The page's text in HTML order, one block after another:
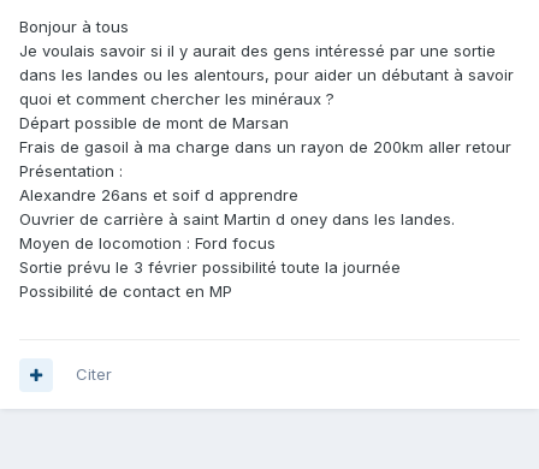
Bonjour à tous
Je voulais savoir si il y aurait des gens intéressé par une sortie
dans les landes ou les alentours, pour aider un débutant à savoir
quoi et comment chercher les minéraux ?
Départ possible de mont de Marsan
Frais de gasoil à ma charge dans un rayon de 200km aller retour
Présentation :
Alexandre 26ans et soif d apprendre
Ouvrier de carrière à saint Martin d oney dans les landes.
Moyen de locomotion : Ford focus
Sortie prévu le 3 février possibilité toute la journée
Possibilité de contact en MP
Citer